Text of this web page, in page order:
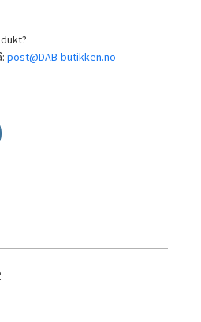
post@DAB-butikken.no